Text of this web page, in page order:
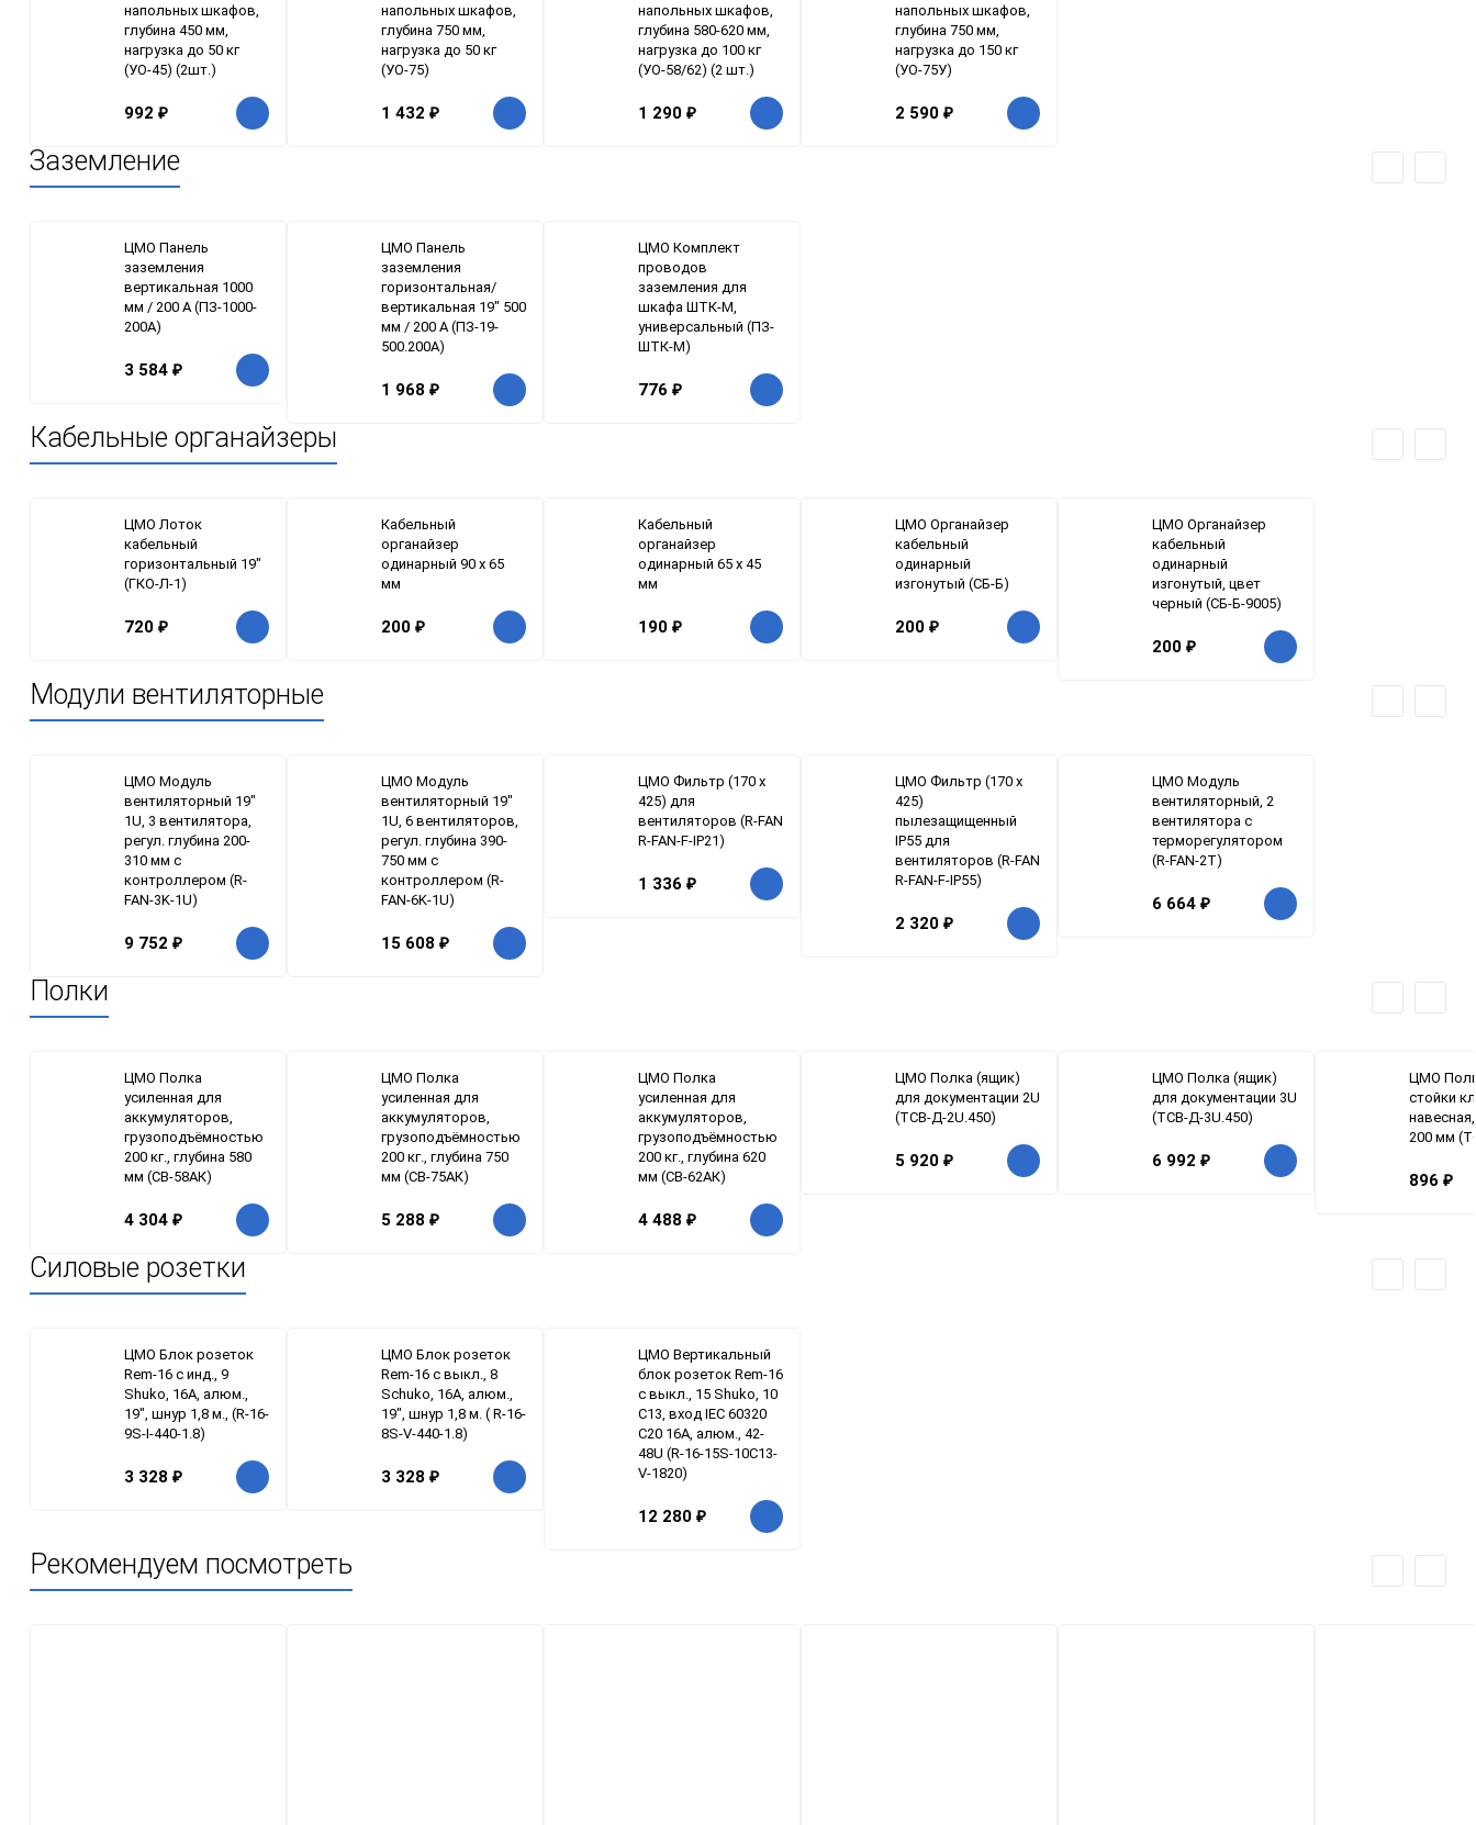
напольных шкафов,
глубина 450 мм,
нагрузка до 50 кг
(УО-45) (2шт.)
992 ₽
напольных шкафов,
глубина 750 мм,
нагрузка до 50 кг
(УО-75)
1 432 ₽
напольных шкафов,
глубина 580-620 мм,
нагрузка до 100 кг
(УО-58/62) (2 шт.)
1 290 ₽
напольных шкафов,
глубина 750 мм,
нагрузка до 150 кг
(УО-75У)
2 590 ₽
Заземление
ЦМО Панель
заземления
вертикальная 1000
мм / 200 А (ПЗ-1000-
200А)
3 584 ₽
ЦМО Панель
заземления
горизонтальная/
вертикальная 19" 500
мм / 200 А (ПЗ-19-
500.200А)
1 968 ₽
ЦМО Комплект
проводов
заземления для
шкафа ШТК-М,
универсальный (ПЗ-
ШТК-М)
776 ₽
Кабельные органайзеры
ЦМО Лоток
кабельный
горизонтальный 19"
(ГКО-Л-1)
720 ₽
Кабельный
органайзер
одинарный 90 x 65
мм
200 ₽
Кабельный
органайзер
одинарный 65 x 45
мм
190 ₽
ЦМО Органайзер
кабельный
одинарный
изгонутый (СБ-Б)
200 ₽
ЦМО Органайзер
кабельный
одинарный
изгонутый, цвет
черный (СБ-Б-9005)
200 ₽
Модули вентиляторные
ЦМО Модуль
вентиляторный 19"
1U, 3 вентилятора,
регул. глубина 200-
310 мм с
контроллером (R-
FAN-3K-1U)
9 752 ₽
ЦМО Модуль
вентиляторный 19"
1U, 6 вентиляторов,
регул. глубина 390-
750 мм с
контроллером (R-
FAN-6K-1U)
15 608 ₽
ЦМО Фильтр (170 х
425) для
вентиляторов (R-FAN
R-FAN-F-IP21)
1 336 ₽
ЦМО Фильтр (170 х
425)
пылезащищенный
IP55 для
вентиляторов (R-FAN
R-FAN-F-IP55)
2 320 ₽
ЦМО Модуль
вентиляторный, 2
вентилятора с
терморегулятором
(R-FAN-2T)
6 664 ₽
Полки
ЦМО Полка
усиленная для
аккумуляторов,
грузоподъёмностью
200 кг., глубина 580
мм (СВ-58АК)
4 304 ₽
ЦМО Полка
усиленная для
аккумуляторов,
грузоподъёмностью
200 кг., глубина 750
мм (СВ-75АК)
5 288 ₽
ЦМО Полка
усиленная для
аккумуляторов,
грузоподъёмностью
200 кг., глубина 620
мм (СВ-62АК)
4 488 ₽
ЦМО Полка (ящик)
для документации 2U
(ТСВ-Д-2U.450)
5 920 ₽
ЦМО Полка (ящик)
для документации 3U
(ТСВ-Д-3U.450)
6 992 ₽
ЦМО
стойки
200 мм
896 ₽
Силовые розетки
ЦМО Блок розеток
Rem-16 с инд., 9
Shuko, 16A, алюм.,
19", шнур 1,8 м., (R-16-
9S-I-440-1.8)
3 328 ₽
ЦМО Блок розеток
Rem-16 с выкл., 8
Schuko, 16A, алюм.,
19", шнур 1,8 м. ( R-16-
8S-V-440-1.8)
3 328 ₽
ЦМО Вертикальный
блок розеток Rem-16
с выкл., 15 Shuko, 10
C13, вход IEC 60320
C20 16A, алюм., 42-
48U (R-16-15S-10C13-
V-1820)
12 280 ₽
Рекомендуем посмотреть